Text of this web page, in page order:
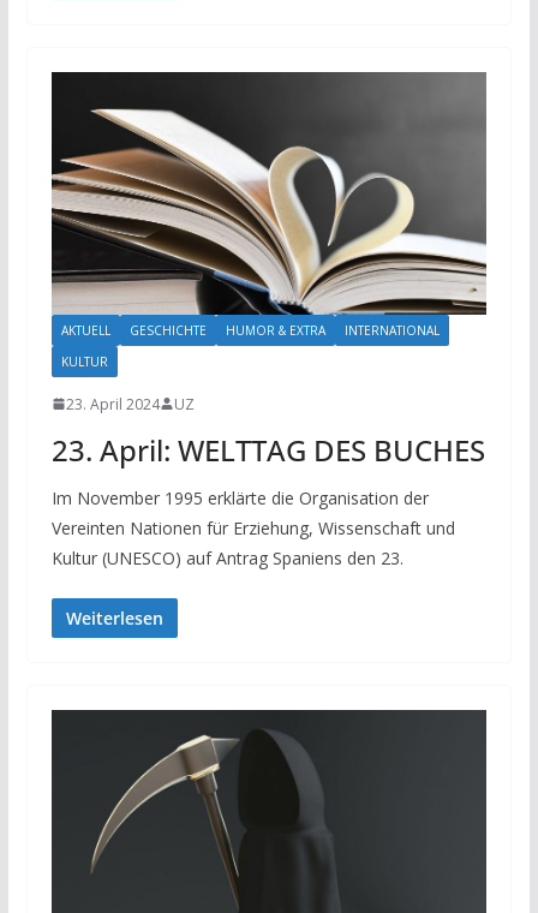
AKTUELL GESCHICHTE HUMOR & EXTRA
INTERNATIONAL
KULTUR
23. April 2024 UZ
23. April: WELTTAG DES BUCHES
Im November 1995 erklärte die Organisation der
Vereinten Nationen für Erziehung, Wissenschaft und
Kultur (UNESCO) auf Antrag Spaniens den 23.
Weiterlesen